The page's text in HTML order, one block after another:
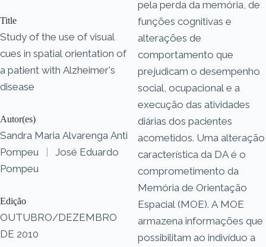
Title
Study of the use of visual
cues in spatial orientation of
a patient with Alzheimer's
disease
Autor(es)
Sandra Maria Alvarenga Anti
Pompeu
|
José Eduardo
Pompeu
Edição
OUTUBRO/DEZEMBRO
DE 2010
pela perda da memória, de
funções cognitivas e
alterações de
comportamento que
prejudicam o desempenho
social, ocupacional e a
execução das atividades
diárias dos pacientes
acometidos. Uma alteração
característica da DA é o
comprometimento da
Memória de Orientação
Espacial (MOE). A MOE
armazena informações que
possibilitam ao indivíduo a